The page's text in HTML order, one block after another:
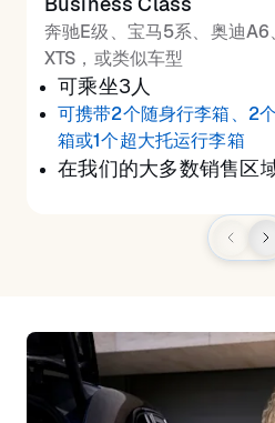
奔驰E级、宝马5系、奥迪A6
XTS，或类似车型
可乘坐3人
可携带2个随身行李箱、2
箱或1个超大托运行李箱
在我们的大多数销售区